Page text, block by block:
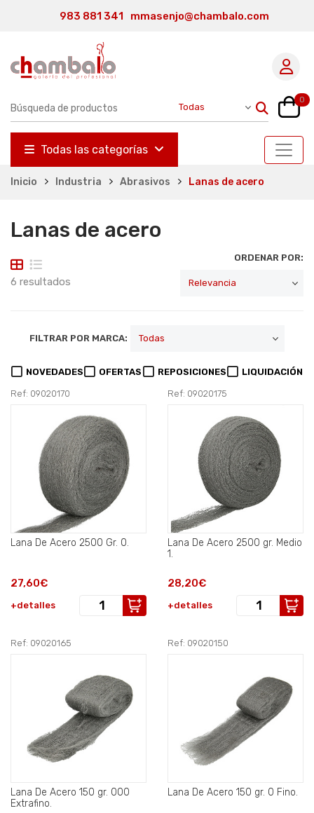
983 881 341 mmasenjo@chambalo.com
0
Todas las categorías
Inicio Industria Abrasivos Lanas de acero
Lanas de acero
6 resultados
ORDENAR POR:
FILTRAR POR MARCA:
NOVEDADES OFERTAS REPOSICIONES LIQUIDACIÓN
Ref: 09020170
Lana De Acero 2500 Gr. 0.
27,60€
+detalles
Ref: 09020175
Lana De Acero 2500 gr. Medio
1.
28,20€
+detalles
Ref: 09020165
Lana De Acero 150 gr. 000
Extrafino.
Ref: 09020150
Lana De Acero 150 gr. 0 Fino.